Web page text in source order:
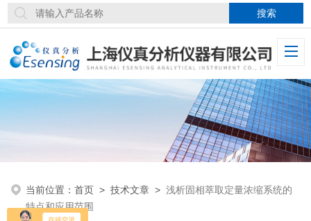
当前位置：首页 >技术文章 >浅析固相萃取定量浓缩系统的
特点和应用范围